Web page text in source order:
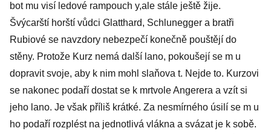
bot mu visí ledové rampouch y,ale stále ještě žije.
Švýcarští horští vůdci Glatthard, Schlunegger a bratři
Rubiové se navzdory nebezpečí konečně pouštějí do
stěny. Protože Kurz nemá další lano, pokoušejí se m u
dopravit svoje, aby k nim mohl slaňova t. Nejde to. Kurzovi
se nakonec podaří dostat se k mrtvole Angerera a vzít si
jeho lano. Je však příliš krátké. Za nesmírného úsilí se m u
ho podaří rozplést na jednotlivá vlákna a svázat je k sobě.